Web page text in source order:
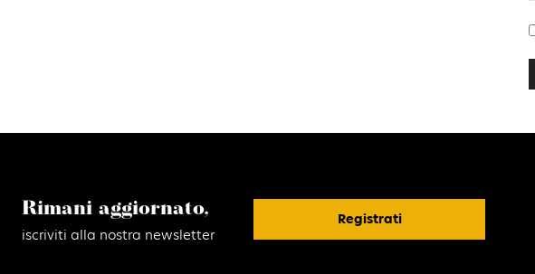
Rimani aggiornato,
iscriviti alla nostra newsletter
Registrati